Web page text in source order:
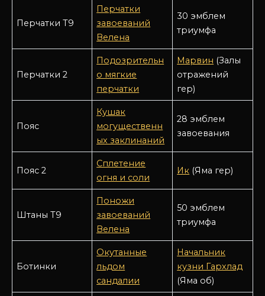
Перчатки Т9
Перчатки
завоеваний
Велена
30 эмблем
триумфа
Перчатки 2
Подозрительн
о мягкие
перчатки
Марвин (Залы
отражений
гер)
Пояс
Кушак
могущественн
ых заклинаний
28 эмблем
завоевания
Пояс 2
Сплетение
огня и соли
Ик (Яма гер)
Штаны Т9
Поножи
завоеваний
Велена
50 эмблем
триумфа
Ботинки
Окутанные
льдом
сандалии
Начальник
кузни Гархлад
(Яма об)